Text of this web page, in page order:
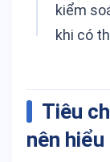
kiểm
khi có
Tiêu
nên